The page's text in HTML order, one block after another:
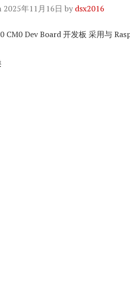
2025年11月16日 by dsx2016
CM0 Dev Board 开发板 采用与